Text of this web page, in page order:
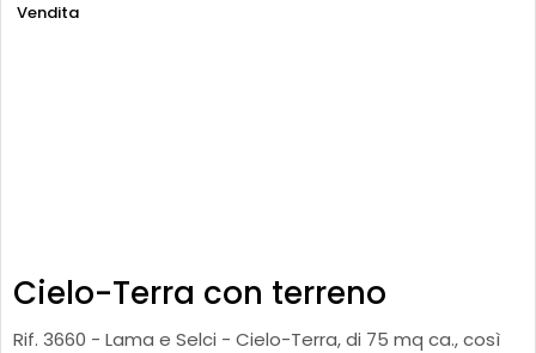
Vendita
Cielo-Terra con terreno
Rif. 3660 - Lama e Selci - Cielo-Terra, di 75 mq ca., così